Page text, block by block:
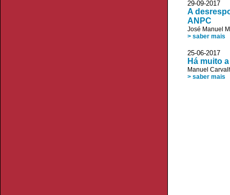
29-09-
A
ANPC
José Manuel
> saber mais
25-06-2017
Há muito
Manuel
> saber mais